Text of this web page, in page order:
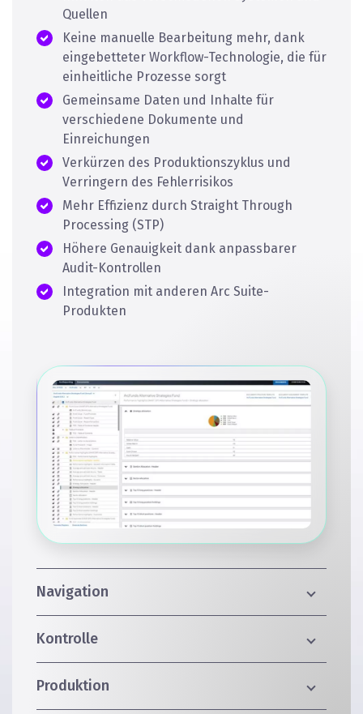
Quellen
Keine manuelle Bearbeitung mehr, dank
eingebetteter Workflow-Technologie, die für
einheitliche Prozesse sorgt
Gemeinsame Daten und Inhalte für
verschiedene Dokumente und
Einreichungen
Verkürzen des Produktionszyklus und
Verringern des Fehlerrisikos
Mehr Effizienz durch Straight Through
Processing (STP)
Höhere Genauigkeit dank anpassbarer
Audit-Kontrollen
Integration mit anderen Arc Suite-
Produkten
Navigation
Kontrolle
Produktion